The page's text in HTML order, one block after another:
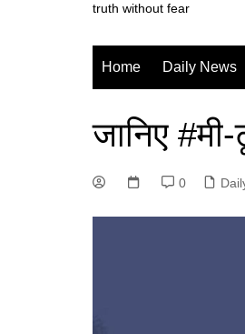
truth without fear
Home Daily News
जानिए
0